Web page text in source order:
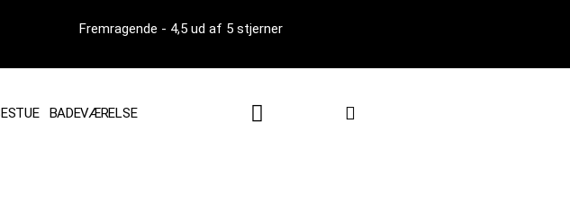
Fremragende - 4,5 ud af 5 stjerner
BADEVÆRELSE Kurv